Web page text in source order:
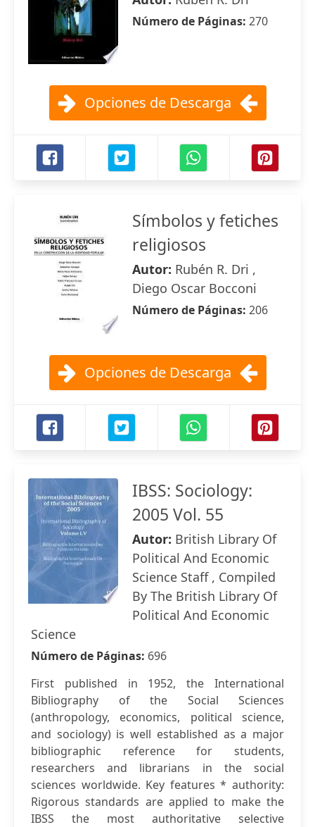
Número de Páginas: 270
Opciones de Descarga
Símbolos y fetiches
religiosos
Autor: Rubén R. Dri ,
Diego Oscar Bocconi
Número de Páginas: 206
Opciones de Descarga
IBSS: Sociology:
2005 Vol. 55
Autor: British Library Of
Political And Economic
Science Staff , Compiled
By The British Library Of
Political And Economic
Science
Número de Páginas: 696
First published in 1952, the International
Bibliography of the Social Sciences
(anthropology, economics, political science,
and sociology) is well established as a major
bibliographic reference for students,
researchers and librarians in the social
sciences worldwide. Key features * authority:
Rigorous standards are applied to make the
IBSS the most authoritative selective